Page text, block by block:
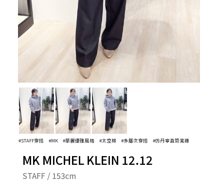
#STAFF穿搭 #MK #華麗優雅風格 #太空棉 #多層次穿搭 #仿丹寧直筒寬褲
MK MICHEL KLEIN 12.12
STAFF / 153cm